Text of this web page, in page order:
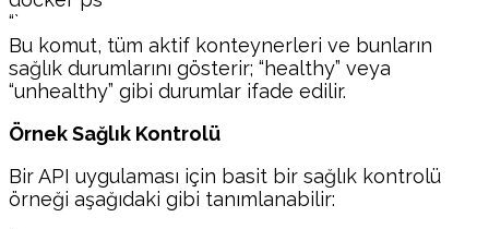
“`
Bu komut, tüm aktif konteynerleri ve bunların
sağlık durumlarını gösterir; “healthy” veya
“unhealthy” gibi durumlar ifade edilir.
Örnek Sağlık Kontrolü
Bir API uygulaması için basit bir sağlık kontrolü
örneği aşağıdaki gibi tanımlanabilir: